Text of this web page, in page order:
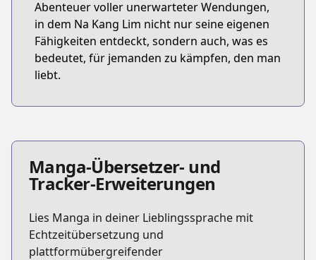
Abenteuer voller unerwarteter Wendungen,
in dem Na Kang Lim nicht nur seine eigenen
Fähigkeiten entdeckt, sondern auch, was es
bedeutet, für jemanden zu kämpfen, den man
liebt.
Manga-Übersetzer- und
Tracker-Erweiterungen
Lies Manga in deiner Lieblingssprache mit
Echtzeitübersetzung und
plattformübergreifender